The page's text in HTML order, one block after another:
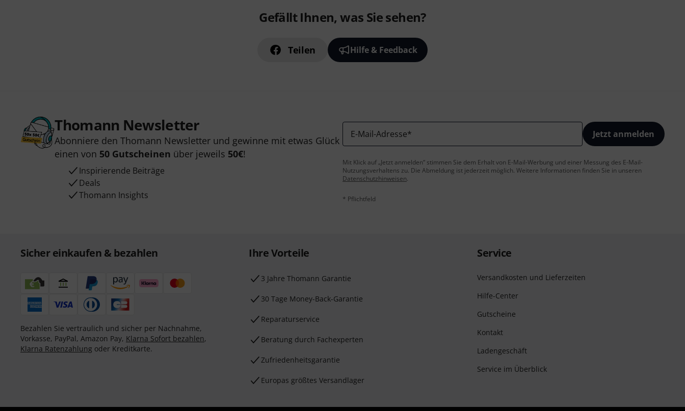
Gefällt Ihnen, was Sie sehen?
Teilen Hilfe & Feedback
Thomann Newsletter
Abonniere den Thomann Newsletter und gewinne mit etwas Glück
einen von 50 Gutscheinen über jeweils 50€!
Inspirierende Beiträge
Deals
Thomann Insights
E-Mail-Adresse* Jetzt anmelden
Mit Klick auf „Jetzt anmelden“ stimmen Sie dem Erhalt von E-Mail-Werbung und einer Messung des E-Mail-
Nutzungsverhaltens zu. Die Abmeldung ist jederzeit möglich. Weitere Informationen finden Sie in unseren
Datenschutzhinweisen.
* Pflichtfeld
Sicher einkaufen & bezahlen
Bezahlen Sie vertraulich und sicher per Nachnahme,
Vorkasse, PayPal, Amazon Pay, Klarna Sofort bezahlen,
Klarna Ratenzahlung oder Kreditkarte.
Ihre Vorteile
3 Jahre Thomann Garantie
30 Tage Money-Back-Garantie
Reparaturservice
Beratung durch Fachexperten
Zufriedenheitsgarantie
Europas größtes Versandlager
Service
Versandkosten und Lieferzeiten
Hilfe-Center
Gutscheine
Kontakt
Ladengeschäft
Service im Überblick